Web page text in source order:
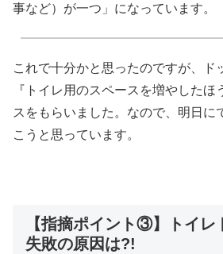
事など）が一つ」になっています。
これで十分かと思ったのですが、ド
『トイレ用のスペースを増やしたほ
スをもらいました。なので、明日に
こうと思っています。
【指摘ポイント③】トイレ
失敗の原因は?!